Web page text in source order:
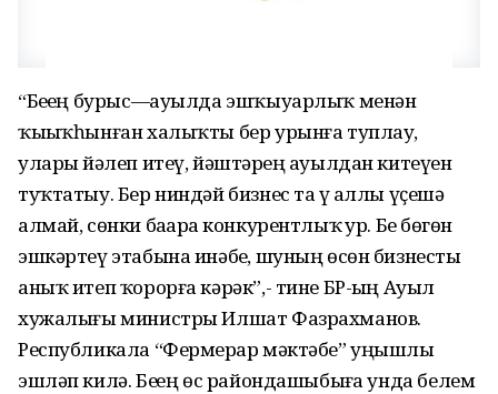
“Беҙҙең бурыс—ауылда эшҡыуарлыҡ менән
ҡыҙыҡһынған халыҡты бер урынға туплау,
уларҙы йәлеп итеү, йәштәрҙең ауылдан китеүен
туҡтатыу. Бер ниндәй бизнес та үҙ аллы үҫешә
алмай, сөнки баҙарҙа конкурентлыҡ ҙур. Беҙ бөгөн
эшкәртеү этабына инәбеҙ, шуның өсөн бизнесты
аныҡ итеп ҡорорға кәрәк”,- тине БР-ҙың Ауыл
хужалығы министры Илшат Фазрахманов.
Республикала “Фермерҙар мәктәбе” уңышлы
эшләп килә. Беҙҙең өс райондашыбыҙға унда белем